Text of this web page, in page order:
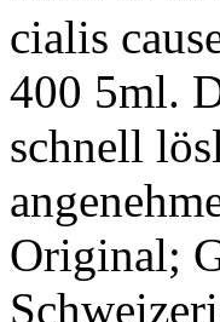
cialis
400 5ml.
schnell
Original;